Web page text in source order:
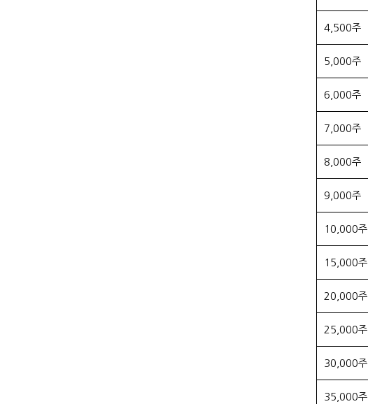
4,500주
5,000주
6,000주
7,000주
8,000주
9,000주
10,000주
15,000주
20,000주
25,000주
30,000주
35,000주